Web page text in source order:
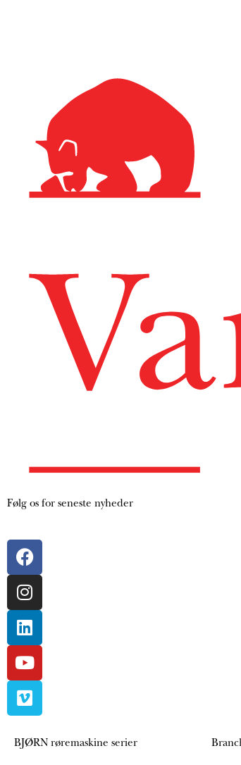
Følg os for seneste nyheder
BJØRN røremaskine serier